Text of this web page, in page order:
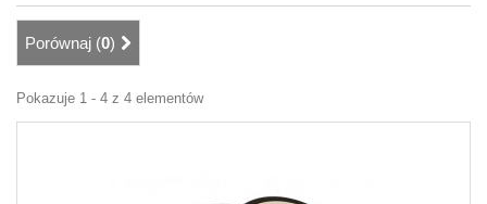
Porównaj (0)
Pokazuje 1 - 4 z 4 elementów